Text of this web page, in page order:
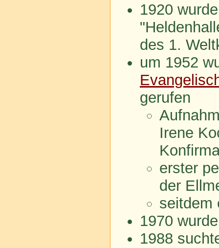
1920
des 1.
um 1952
gerufen
Irene
erster
der
seitdem
1970
1988